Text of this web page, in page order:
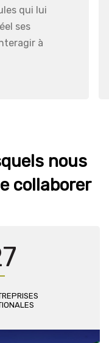
qui lui
ses
à
nous
collaborer